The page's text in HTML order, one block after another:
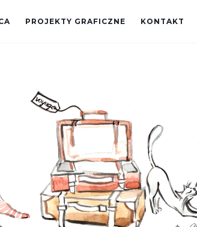
PROJEKTY GRAFICZNE KONTAKT